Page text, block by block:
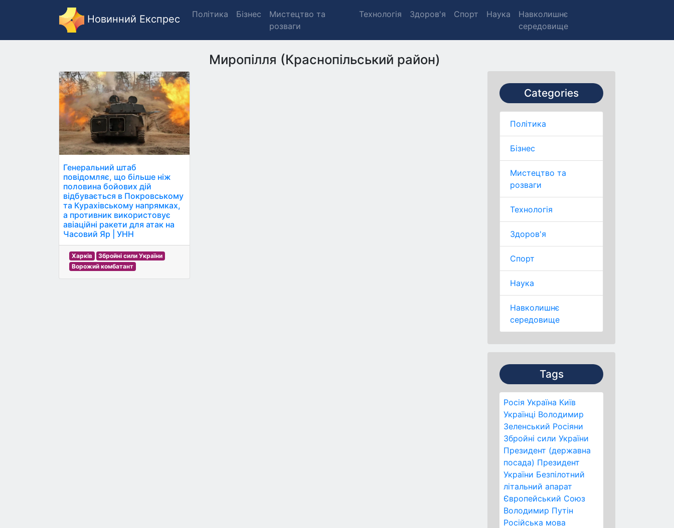
Новинний Експрес Політика Бізнес
Мистецтво та
розваги
Технологія Здоров'я Спорт Наука
Навколишнє
середовище
Миропілля (Краснопільський район)
Categories
Політика
Бізнес
Мистецтво та
розваги
Технологія
Здоров'я
Спорт
Наука
Навколишнє
середовище
Tags
Росія Україна Київ
Українці Володимир
Зеленський Росіяни
Збройні сили України
Президент (державна
посада) Президент
України Безпілотний
літальний апарат
Європейський Союз
Володимир Путін
Російська мова
Генеральний штаб
повідомляє, що більше ніж
половина бойових дій
відбувається в Покровському
та Курахівському напрямках,
а противник використовує
авіаційні ракети для атак на
Часовий Яр | УНН
Харків
Збройні сили України
Ворожий комбатант